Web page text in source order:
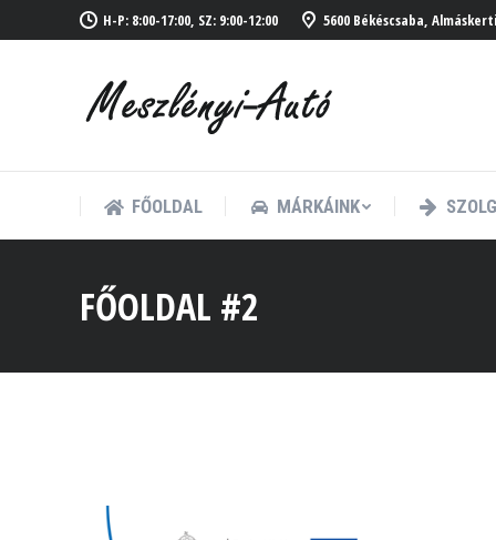
H-P: 8:00-17:00, SZ: 9:00-12:00 5600 Békéscsaba,
FŐOLDAL MÁRKÁINK
FŐOLDAL #2
FŐOLDAL MÁRKÁINK